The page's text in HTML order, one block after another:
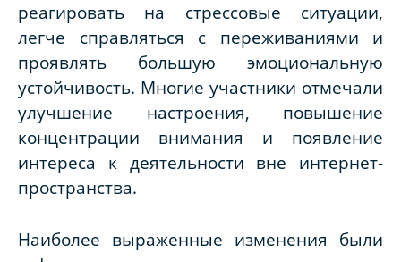
реагировать на стрессовые ситуации,
легче справляться с переживаниями и
проявлять большую эмоциональную
устойчивость. Многие участники отмечали
улучшение настроения, повышение
концентрации внимания и появление
интереса к деятельности вне интернет-
пространства.
Наиболее выраженные изменения были